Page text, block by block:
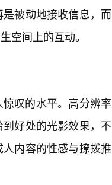
被动地接收信息，而
空间上的互动。
叹的水平。高分辨率
好处的光影效果，不
内容的性感与撩拨推